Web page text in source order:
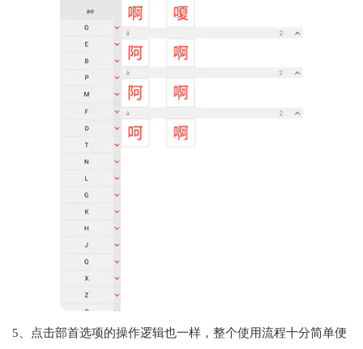
5、点击部首选项的操作逻辑也一样，整个使用流程十分简单便